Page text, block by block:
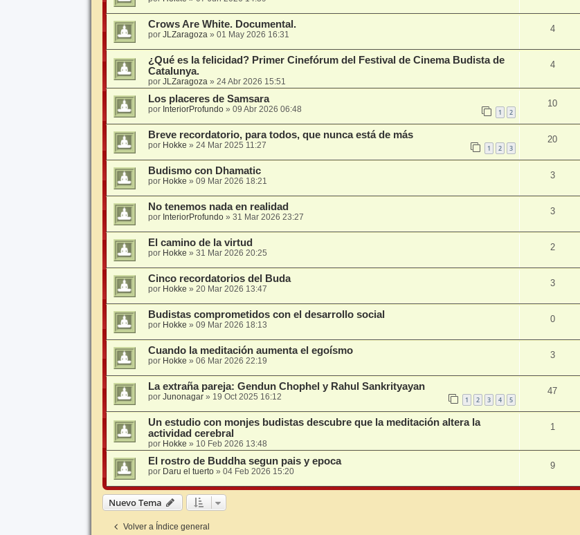
Crows Are White. Documental.
por JLZaragoza » 01 May 2026 16:31
4
¿Qué es la felicidad? Primer Cinefórum del Festival de Cinema Budista de
Catalunya.
por JLZaragoza » 24 Abr 2026 15:51
4
Los placeres de Samsara
por InteriorProfundo» 09 Abr 2026 06:48 1 2
10
Breve recordatorio, para todos, que nunca está de más
por Hokke » 24 Mar 2025 11:27 1 2 3
20
Budismo con Dhamatic
por Hokke » 09 Mar 2026 18:21
3
No tenemos nada en realidad
por InteriorProfundo» 31 Mar 2026 23:27
3
El camino de la virtud
por Hokke » 31 Mar 2026 20:25
2
Cinco recordatorios del Buda
por Hokke » 20 Mar 2026 13:47
3
Budistas comprometidos con el desarrollo social
por Hokke » 09 Mar 2026 18:13
0
Cuando la meditación aumenta el egoísmo
por Hokke » 06 Mar 2026 22:19
3
La extraña pareja: Gendun Chophel y Rahul Sankrityayan
por Junonagar» 19 Oct 2025 16:12 1 2 3 4 5
47
Un estudio con monjes budistas descubre que la meditación altera la
actividad cerebral
por Hokke » 10 Feb 2026 13:48
1
El rostro de Buddha segun pais y epoca
por Daru el tuerto» 04 Feb 2026 15:20
9
Nuevo Tema
Volver a Índice general